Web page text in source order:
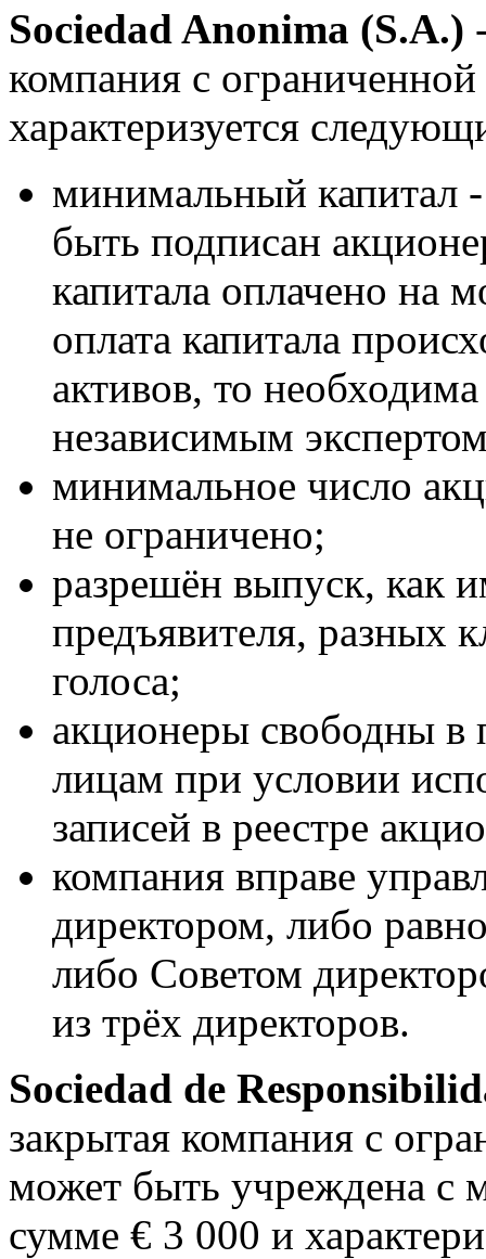
Sociedad Anonima (S.A.)
компания с ограниченной
характеризуется
минимальный капитал
быть подписан
капитала оплачено на
оплата капитала
активов, то
независимым
минимальное число
не ограничено;
разрешён выпуск, как
предъявителя, разных
голоса;
акционеры свободны в
лицам при условии
записей в реестре
компания вправе
директором, либо
либо Советом
из трёх директоров.
Sociedad de
закрытая компания с
может быть учреждена с
сумме € 3 000 и